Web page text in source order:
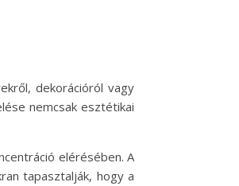
dekorációról vagy
nemcsak esztétikai
elérésében. A
tapasztalják, hogy a